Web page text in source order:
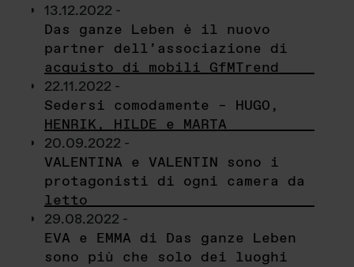
13.12.2022 -
Das ganze Leben è il nuovo
partner dell’associazione di
acquisto di mobili GfMTrend
22.11.2022 -
Sedersi comodamente – HUGO,
HENRIK, HILDE e MARTA
20.09.2022 -
VALENTINA e VALENTIN sono i
protagonisti di ogni camera da
letto
29.08.2022 -
EVA e EMMA di Das ganze Leben
sono più che solo dei luoghi